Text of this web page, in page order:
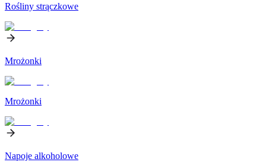
Rośliny strączkowe
Mrożonki
Mrożonki
Napoje alkoholowe